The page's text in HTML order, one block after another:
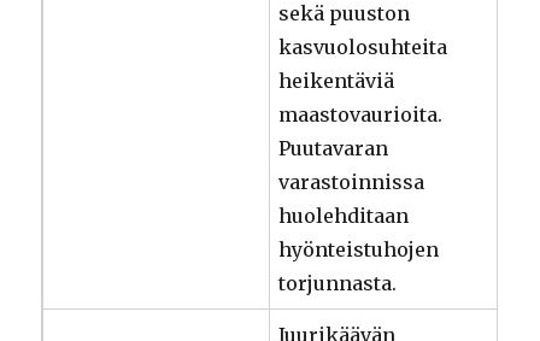
sekä puuston
kasvuolosuhteita
heikentäviä
maastovaurioita.
Puutavaran
varastoinnissa
huolehditaan
hyönteistuhojen
torjunnasta.
Juurikäävän